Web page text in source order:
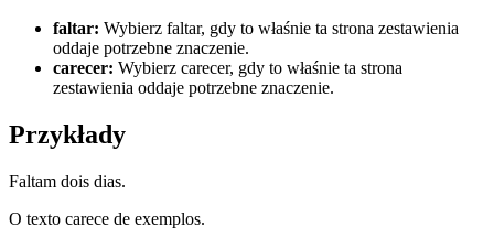
faltar: Wybierz faltar, gdy to właśnie ta strona zestawienia
oddaje potrzebne znaczenie.
carecer: Wybierz carecer, gdy to właśnie ta strona
zestawienia oddaje potrzebne znaczenie.
Przykłady
Faltam dois dias.
O texto carece de exemplos.